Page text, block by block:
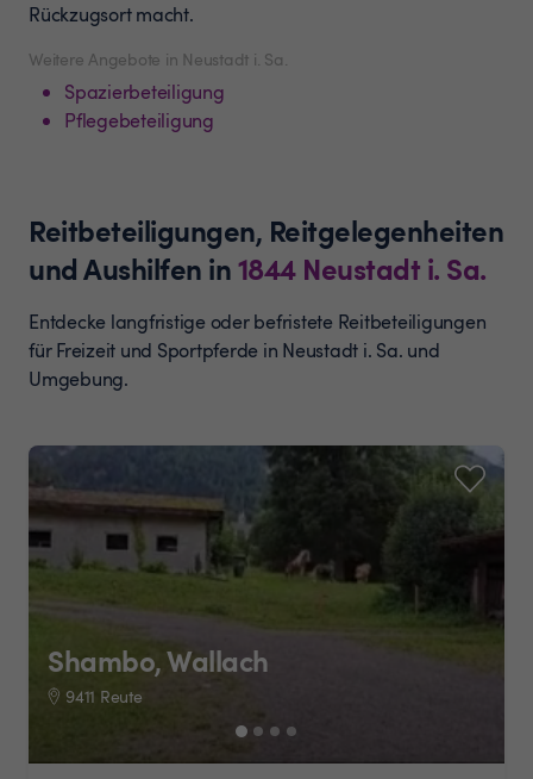
Weitere Angebote in Neustadt i. Sa.
Spazierbeteiligung
Pflegebeteiligung
Rückzugsort macht.
Reitbeteiligungen, Reitgelegenheiten
und Aushilfen in1844 Neustadt i. Sa.
Entdecke langfristige oder befristete Reitbeteiligungen
für Freizeit und Sportpferde in Neustadt i. Sa. und
Umgebung.
Shambo, Wallach
9411 Reute